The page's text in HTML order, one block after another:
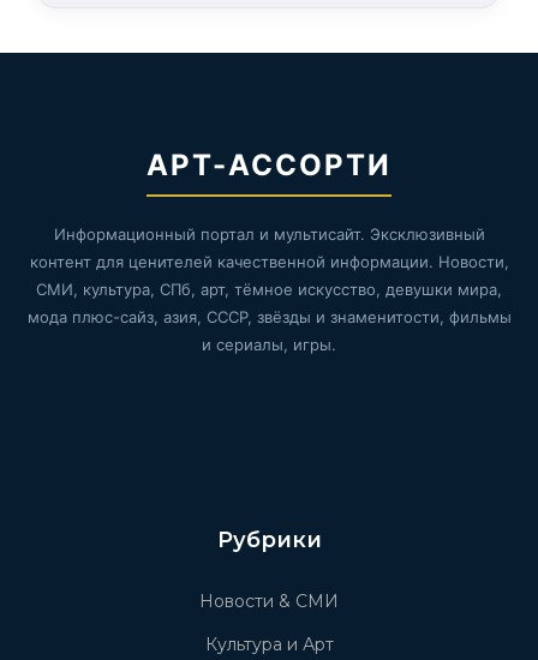
АРТ-АССОРТИ
Информационный портал и мультисайт. Эксклюзивный
контент для ценителей качественной информации. Новости,
СМИ, культура, СПб, арт, тёмное искусство, девушки мира,
мода плюс-сайз, азия, СССР, звёзды и знаменитости, фильмы
и сериалы, игры.
Рубрики
Новости & СМИ
Культура и Арт